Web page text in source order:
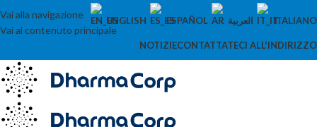
Vai alla navigazione
Vai al contenuto principale
ENGLISH ESPAÑOL العربية ITALIANO
NOTIZIECONTATTATECI ALL'INDIRIZZO